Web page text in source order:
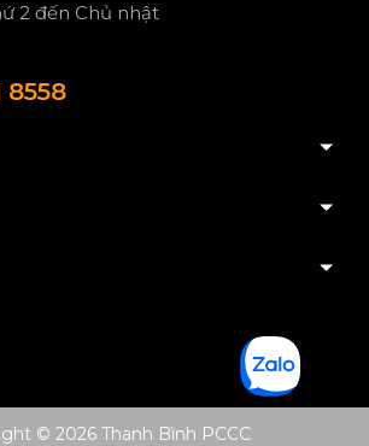
2 đến Chủ nhật
8558
© 2026 Thanh Bình PCCC